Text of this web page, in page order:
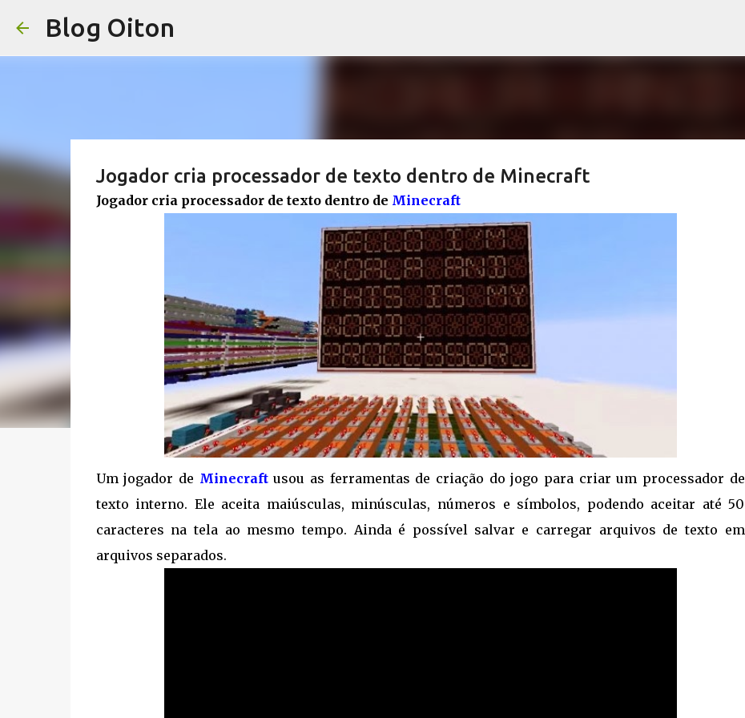
Blog Oiton
Jogador cria processador de texto dentro de Minecraft
Jogador cria processador de texto dentro de Minecraft
Um jogador de Minecraftusou as ferramentas de criação do jogo para criar um processador de
texto interno. Ele aceita maiúsculas, minúsculas, números e símbolos, podendo aceitar até 50
caracteres na tela ao mesmo tempo. Ainda é possível salvar e carregar arquivos de texto em
arquivos separados.